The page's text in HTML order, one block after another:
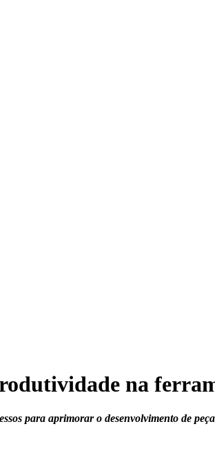
na
para aprimorar o desenvolvimento de